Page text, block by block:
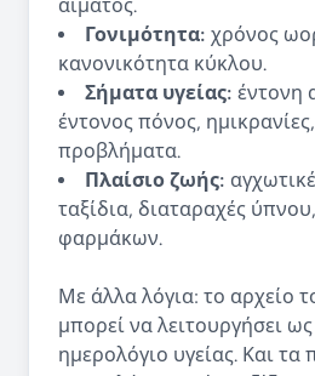
αίματος.
Γονιμότητα: χρόνος
κανονικότητα κύκλου.
Σήματα υγείας: έντονη
έντονος πόνος,
προβλήματα.
Πλαίσιο ζωής:
ταξίδια, διαταραχές
φαρμάκων.
Με άλλα λόγια: το αρχείο
μπορεί να λειτουργήσει
ημερολόγιο υγείας. Και